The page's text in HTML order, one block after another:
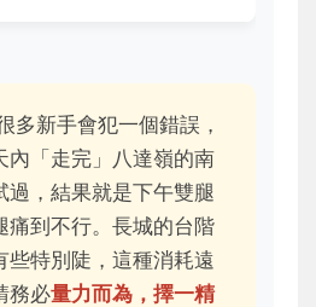
多新手會犯一個錯誤，
內「走完」八達嶺的南
過，結果就是下午雙腿
痛到不行。長城的台階
些特別陡，這種消耗遠
務必量力而為，擇一精